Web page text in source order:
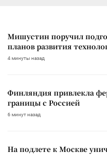
Мишустин поручил
планов развития
4 минуты назад
Финляндия привлекла
границы с Россией
6 минут назад
На подлете к Москве